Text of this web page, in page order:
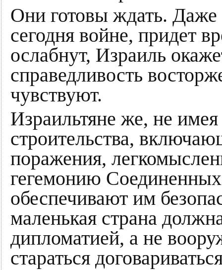
Они готовы ждать. Даже
сегодня войне, придет
ослабнут, Израиль
справедливость
чувствуют.
Израильтяне же, не
строительства,
поражения,
гегемонию
обеспечивают им
маленькая страна
дипломатией, а не
стараться